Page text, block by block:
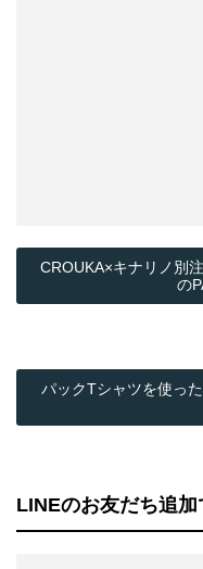
CROUKA×キナリノ別
の
パックTシャツを使っ
LINEのお友だち追加